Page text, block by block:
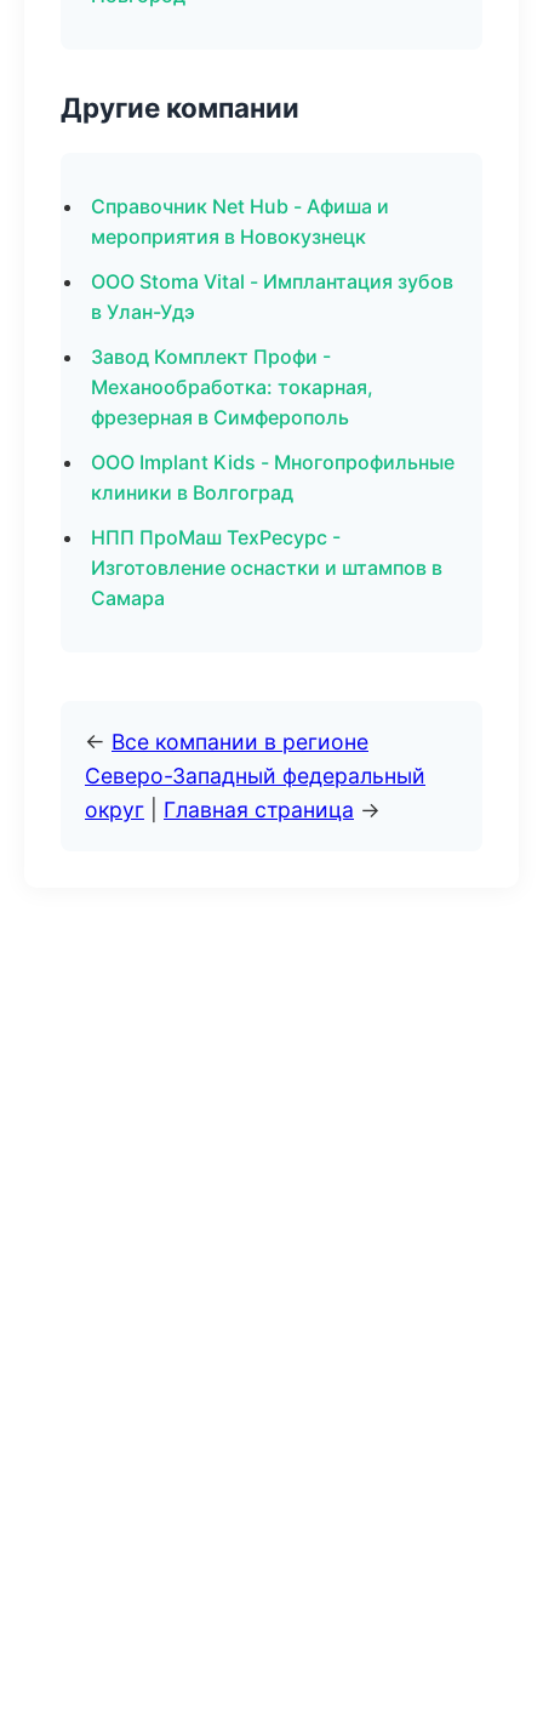
Другие компании
Справочник Net Hub - Афиша и
мероприятия в Новокузнецк
ООО Stoma Vital - Имплантация зубов
в Улан-Удэ
Завод Комплект Профи -
Механообработка: токарная,
фрезерная в Симферополь
ООО Implant Kids - Многопрофильные
клиники в Волгоград
НПП ПроМаш ТехРесурс -
Изготовление оснастки и штампов в
Самара
← Все компании в регионе
Северо-Западный федеральный
округ
Главная страница →